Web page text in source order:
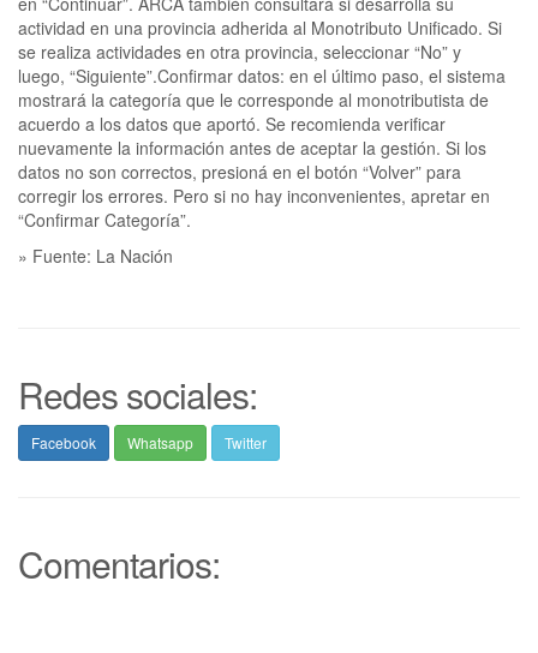
actividad en una provincia adherida al Monotributo Unificado. Si
se realiza actividades en otra provincia, seleccionar “No” y
luego, “Siguiente”.Confirmar datos: en el último paso, el sistema
mostrará la categoría que le corresponde al monotributista de
acuerdo a los datos que aportó. Se recomienda verificar
nuevamente la información antes de aceptar la gestión. Si los
datos no son correctos, presioná en el botón “Volver” para
corregir los errores. Pero si no hay inconvenientes, apretar en
“Confirmar Categoría”.
» Fuente: La Nación
Redes sociales:
Facebook Whatsapp Twitter
Comentarios: